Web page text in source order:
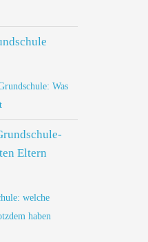
Was
welche
haben